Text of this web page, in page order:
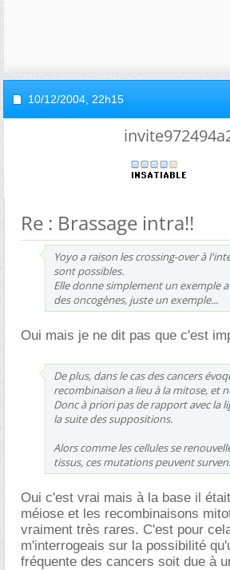
10/12/2004, 22h15
Re : Brassage intra!!
Yoyo a raison les crossing-over à
sont possibles.
Elle donne simplement un exemple
des oncogènes, juste un exemple...
Oui mais je ne dit pas que c'est
De plus, dans le cas des cancers
recombinaison a lieu à la mitose, et
Donc à priori pas de rapport avec la
la suite des suppositions.
Alors comme les cellules se
tissus, ces mutations peuvent
Oui c'est vrai mais à la base il
méiose et les recombinaisons
vraiment très rares. C'est pour
m'interrogeais sur la possibilité
fréquente des cancers soit due à